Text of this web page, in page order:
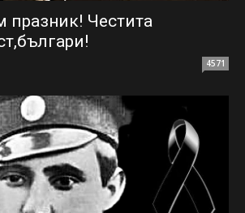
празник! Честита
4571